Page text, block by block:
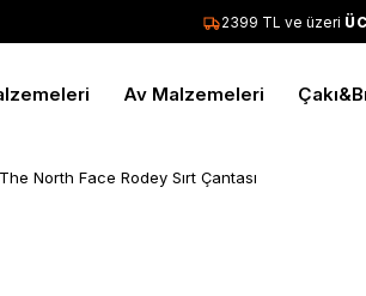
2399 TL ve üzeri
Av Malzemeleri
The North Face Rodey Sırt Çantası